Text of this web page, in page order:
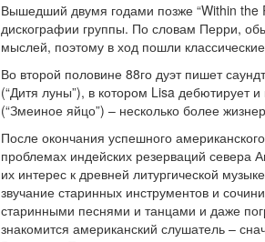
Вышедший двумя годами позже “Within the
дискографии группы. По словам Перри,
мыслей, поэтому в ход пошли
Во второй половине 88го дуэт пишет
(“Дитя луны”), в котором Lisa дебютирует
(“Змеиное яйцо”) – несколько более
После окончания успешного
проблемах индейских резерваций
их интерес к древней литургической
звучание старинных инструментов и
старинными песнями и танцами и даже
знакомится американский слушатель –